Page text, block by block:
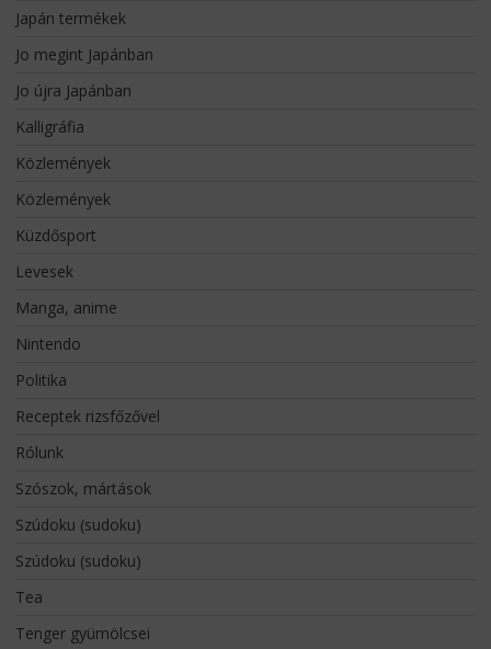
Japán termékek
Jo megint Japánban
Jo újra Japánban
Kalligráfia
Közlemények
Közlemények
Küzdősport
Levesek
Manga, anime
Nintendo
Politika
Receptek rizsfőzővel
Rólunk
Szószok, mártások
Szúdoku (sudoku)
Szúdoku (sudoku)
Tea
Tenger gyümölcsei